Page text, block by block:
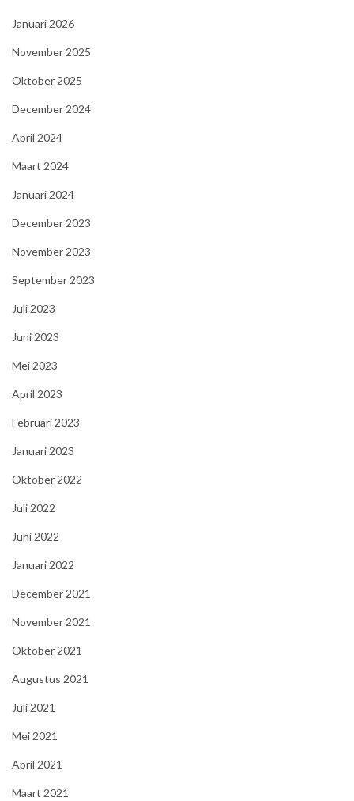
Januari 2026
November 2025
Oktober 2025
December 2024
April 2024
Maart 2024
Januari 2024
December 2023
November 2023
September 2023
Juli 2023
Juni 2023
Mei 2023
April 2023
Februari 2023
Januari 2023
Oktober 2022
Juli 2022
Juni 2022
Januari 2022
December 2021
November 2021
Oktober 2021
Augustus 2021
Juli 2021
Mei 2021
April 2021
Maart 2021